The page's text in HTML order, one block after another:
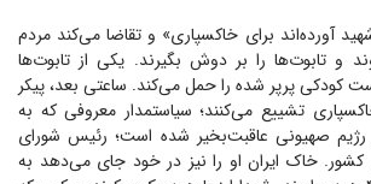
آورده‌اند برای خاکسپاری» و تقاضا می‌کند مردم
و تابوت‌ها را بر دوش بگیرند. یکی از تابوت‌ها
کودکی پرپر شده را حمل می‌کند. ساعتی بعد، پیکر
تشییع می‌کنند؛ سیاستمدار معروفی که به
صهیونی عاقبت‌بخیر شده است؛ رئیس شورای
کشور. خاک ایران او را نیز در خود جای می‌دهد به